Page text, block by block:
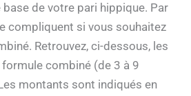
de votre pari hippique. Par
compliquent si vous souhaitez
Retrouvez, ci-dessous, les
combiné (de 3 à 9
montants sont indiqués en